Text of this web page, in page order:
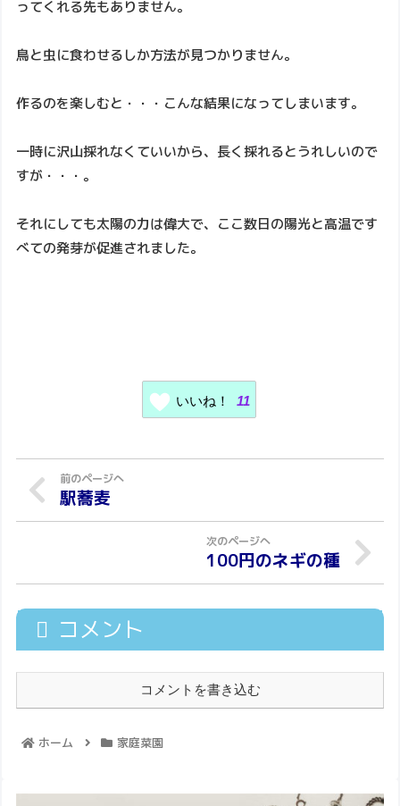
ってくれる先もありません。
鳥と虫に食わせるしか方法が見つかりません。
作るのを楽しむと・・・こんな結果になってしまいます。
一時に沢山採れなくていいから、長く採れるとうれしいので
すが・・・。
それにしても太陽の力は偉大で、ここ数日の陽光と高温です
べての発芽が促進されました。
いいね！ 11
駅蕎麦
100円のネギの種
コメント
コメントを書き込む
ホーム 家庭菜園